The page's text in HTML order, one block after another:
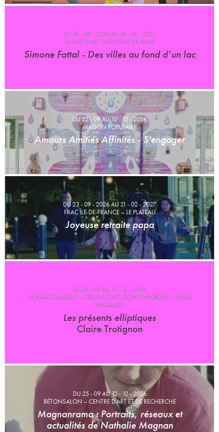
DU 18 - 09 - 2026 AU 24 - 01 - 2027
MUSÉE D’ART MODERNE DE PARIS
Simone Fattal - Des villes au fond d’un lac
DU 22 - 09 AU 10 - 12 - 2026
MAISON POPULAIRE
Amours Amitiés Affinités - S'engager
DU 23 - 09 - 2026 AU 21 - 02 - 2027
FRAC ÎLE-DE-FRANCE – LE PLATEAU
Joyeuse retraite papa
DU 24 - 09 AU 13 - 12 - 2026
LA MARÉCHALERIE – CENTRE D’ART CONTEMPORAIN / ÉNSA
VERSAILLES
Les présents elliptiques
Claire Trotignon
DU 25 - 09 AU 12 - 12 - 2026
BÉTONSALON – CENTRE D’ART ET DE RECHERCHE
Magnanrama : Portraits, réseaux et
actualités de Nathalie Magnan